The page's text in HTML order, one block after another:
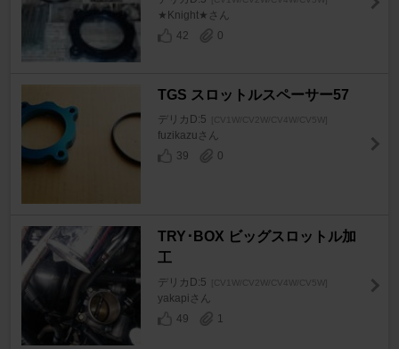
★Knight★さん
42
0
TGS スロットルスペーサー57
デリカD:5 [CV1W/CV2W/CV4W/CV5W]
fuzikazuさん
39
0
TRY･BOX ビッグスロットル加
工
デリカD:5 [CV1W/CV2W/CV4W/CV5W]
yakapiさん
49
1